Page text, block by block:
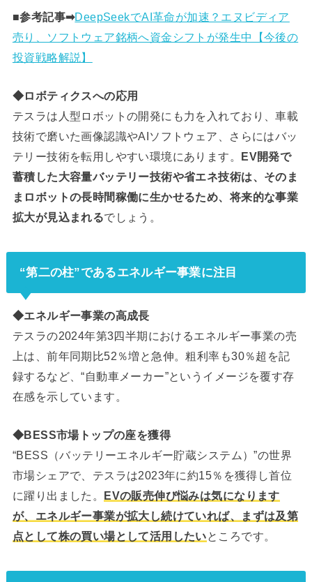
■参考記事➡︎DeepSeekでAI革命が加速？エヌビディア
売り、ソフトウェア銘柄へ資金シフトが発生中【今後の
投資戦略解説】
◆ロボティクスへの応用
テスラは人型ロボットの開発にも力を入れており、車載
技術で磨いた画像認識やAIソフトウェア、さらにはバッ
テリー技術を転用しやすい環境にあります。 EV開発で
蓄積した大容量バッテリー技術や省エネ技術は、そのま
まロボットの長時間稼働に生かせるため、将来的な事業
拡大が見込まれるでしょう。
“第二の柱”であるエネルギー事業に注目
◆エネルギー事業の高成長
テスラの2024年第3四半期におけるエネルギー事業の売
上は、前年同期比52％増と急伸。粗利率も30％超を記
録するなど、“自動車メーカー”というイメージを覆す存
在感を示しています。
◆BESS市場トップの座を獲得
“BESS（バッテリーエネルギー貯蔵システム）”の世界
市場シェアで、テスラは2023年に約15％を獲得し首位
に躍り出ました。 EVの販売伸び悩みは気になります
が、エネルギー事業が拡大し続けていれば、まずは及第
点として株の買い場として活用したいところです。